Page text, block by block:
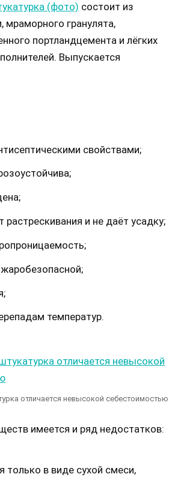
(фото) состоит из
мраморного гранулята,
портландцемента и лёгких
Выпускается
свойствами;
растрескивания и не даёт усадку;
температур.
отличается невысокой себестоимостью
имеется и ряд недостатков:
только в виде сухой смеси,